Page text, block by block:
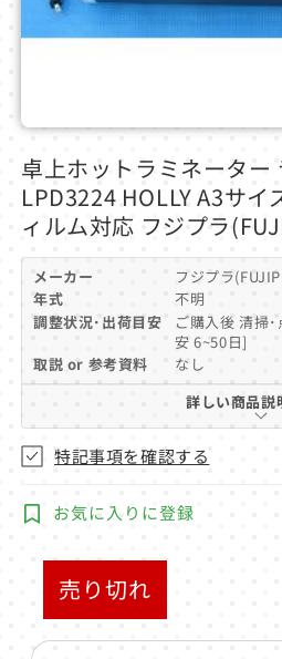
モ
ー
ダ
ル
メ
デ
ア
(1)
く
卓上ホットラミネーター
LPD3224 HOLLY A3サ
ィルム対応 フジプラ
メーカー
フジプラ
年式
不明
調整状況･出荷目安
ご購入後 清掃
安 6~50日]
取説 or 参考資料
なし
詳しい商品説
特記事項を確認する
お気に入りに登録
売り切れ